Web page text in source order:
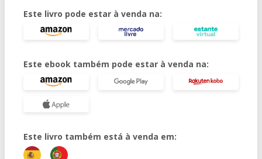
Este livro pode estar à venda na:
Este ebook também pode estar à venda na:
Este livro também está à venda em: